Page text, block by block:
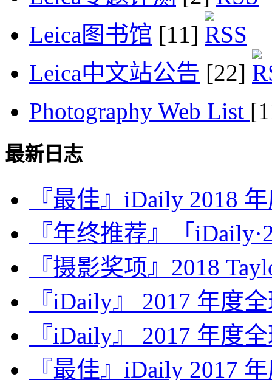
Leica图书馆 [11]
Leica中文站公告 [22]
Photography Web List
最新日志
『最佳』iDaily 2018
『年终推荐』「
『摄影奖项』2018
『iDaily』 2017 年度
『iDaily』 2017 年度
『最佳』iDaily 2017